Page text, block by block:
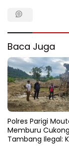
Baca Juga
Polres Parigi
Memburu Cukong
Tambang Ilegal: